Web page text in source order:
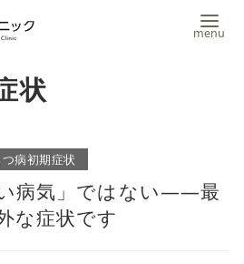
状
つ病初期症状
病気」ではない――最
な症状です